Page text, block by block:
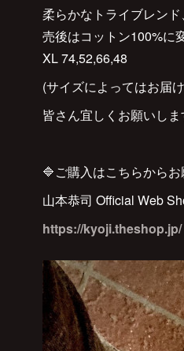
柔らかなトライブレン
売後はコットン100%
XL 74,52,66,48
(サイズによってはお届
皆さん宜しくお願いし
🔷ご購入はこちらからお
山本恭司 Official Web
https://kyoji.theshop.jp/